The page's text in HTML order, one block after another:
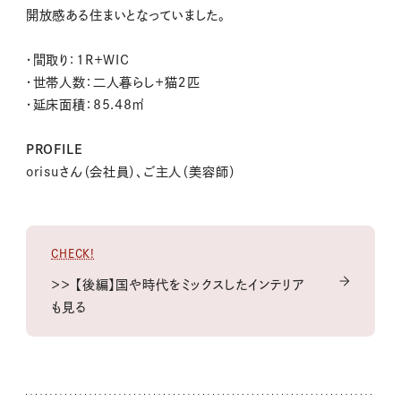
開放感ある住まいとなっていました。
・間取り：1R＋WIC
・世帯人数：二人暮らし＋猫２匹
・延床面積：85.48㎡
PROFILE
orisuさん（会社員）、ご主人（美容師）
CHECK!
＞＞ 【後編】国や時代をミックスしたインテリア
も見る